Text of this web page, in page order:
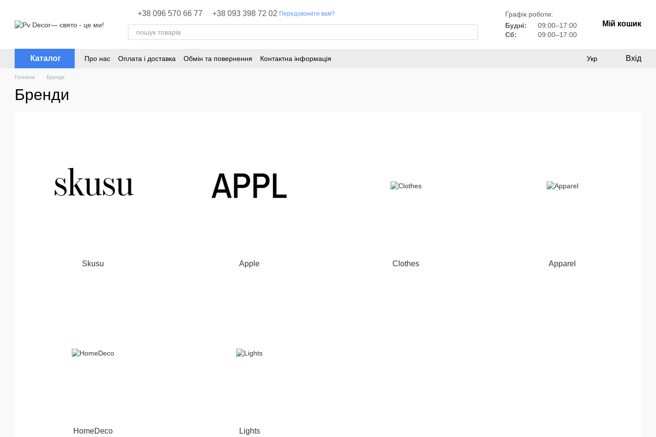
+38 096 570 66 77 +38 093 398 72 02 Передзвонити вам?
Графік роботи:
Будні:
09:00–17:00
Сб:
09:00–17:00
Мій кошик
Каталог Про нас Оплата і доставка Обмін та повернення Контактна інформація Укр Вхід
Головна Бренди
Бренди
Skusu Apple Clothes Apparel
HomeDeco Lights